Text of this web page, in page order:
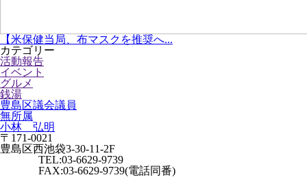
【米保健当局、布マスクを推奨へ...
カテゴリー
活動報告
イベント
グルメ
銭湯
豊島区議会議員
無所属
小林 弘明
〒171-0021
豊島区西池袋3-30-11-2F
TEL:03-6629-9739
FAX:03-6629-9739(電話同番)